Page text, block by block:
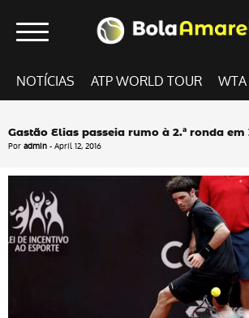
NOTÍCIAS ATP WORLD TOUR WTA
Gastão Elias passeia rumo à 2.ª ronda
Por admin - April 12, 2016